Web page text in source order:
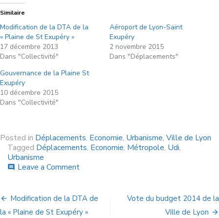
Similaire
Modification de la DTA de la
« Plaine de St Exupéry »
17 décembre 2013
Dans "Collectivité"
Aéroport de Lyon-Saint
Exupéry
2 novembre 2015
Dans "Déplacements"
Gouvernance de la Plaine St
Exupéry
10 décembre 2015
Dans "Collectivité"
Posted in Déplacements, Economie, Urbanisme, Ville de Lyon
Tagged Déplacements, Economie, Métropole, Udi,
Urbanisme
comment Leave a Comment
Modification de la DTA de
la « Plaine de St Exupéry »
Vote du budget 2014 de la
Ville de Lyon